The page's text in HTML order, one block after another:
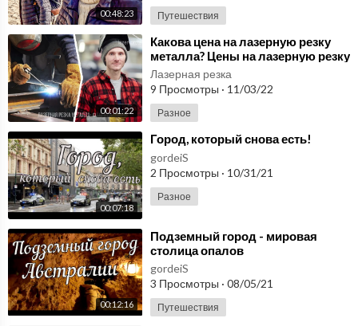
00:48:23 Путешествия
00:01:22
⁣Какова цена на лазерную резку
металла? Цены на лазерную резку
металла растут.
Лазерная резка
9 Просмотры · 11/03/22
Разное
00:07:18
⁣Город, который снова есть!
gordeiS
2 Просмотры · 10/31/21
Разное
00:12:16
⁣Подземный город - мировая
столица опалов
gordeiS
3 Просмотры · 08/05/21
Путешествия